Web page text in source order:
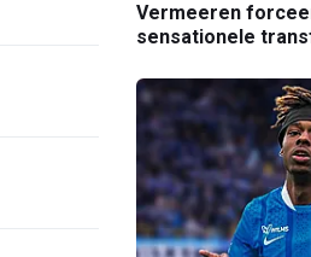
Vermeeren
sensationele